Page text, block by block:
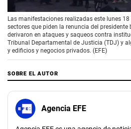
00:00
Las manifestaciones realizadas este lunes
sectores que piden la renuncia del presidente
derivaron en ataques y saqueos contra
Tribunal Departamental de Justicia (TDJ) y
y edificios y negocios privados. (EFE)
SOBRE EL AUTOR
Agencia EFE